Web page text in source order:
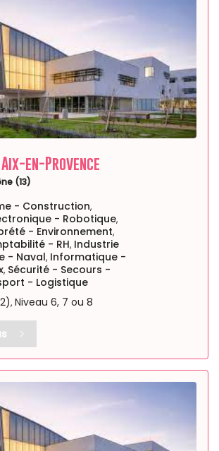
Aix-en-Provence
(13)
- Construction,
- Robotique,
- Environnement,
- RH, Industrie
- Naval, Informatique -
, Sécurité - Secours -
- Logistique
, Niveau 6, 7 ou 8